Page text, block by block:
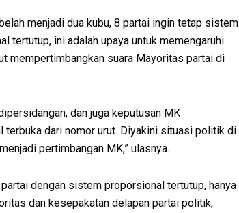
menjadi dua kubu, 8 partai ingin tetap sistem
tertutup, ini adalah upaya untuk memengaruhi
mempertimbangkan suara Mayoritas partai di
dan juga keputusan MK
dari nomor urut. Diyakini situasi politik di
pertimbangan MK,” ulasnya.
dengan sistem proporsional tertutup, hanya
dan kesepakatan delapan partai politik,